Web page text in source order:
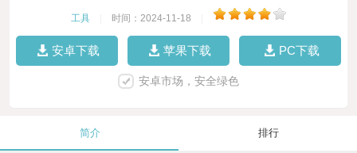
工具 时间：2024-11-18
安卓下载 苹果下载 PC下载
安卓市场，安全绿色
简介 排行